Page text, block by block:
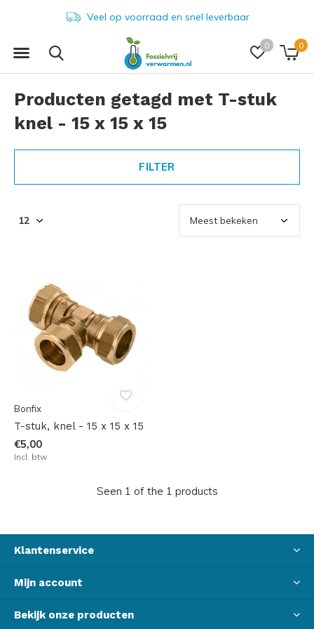
0 0
Veel op voorraad en snel leverbaar
Producten getagd met T-stuk
knel - 15 x 15 x 15
FILTER
Bonfix
T-stuk, knel - 15 x 15 x 15
€5,00
Incl. btw
Seen 1 of the 1 products
Klantenservice
Mijn account
Bekijk onze producten